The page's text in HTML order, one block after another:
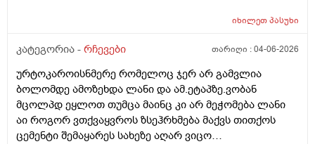
იხილეთპასუხი
კატეგორია - რჩევები თარიღი :04-06-2026
ურტოკაროისნმერე რომელოც ჯერ არ გამვლია
ბოლომდე ამოზეხდა ლანი და ამ.ეტაპზე.ვობან
მცოლპდ ეყლოთ თუმცა მაინც კი არ მეჭომება ლანი
აი როგორ ვთქვაყვროს ზსეჰრხმება მაქვს თითქოს
ცემენტი შემაყარეს სახეზე აღარ ვიცო